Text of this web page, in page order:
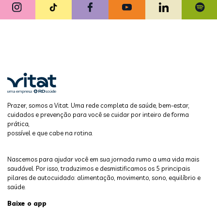
Prazer, somos a Vitat. Uma rede completa de saúde, bem-estar,
cuidados e prevenção para você se cuidar por inteiro de forma
prática,
possível e que cabe na rotina.
Nascemos para ajudar você em sua jornada rumo a uma vida mais
saudável. Por isso, traduzimos e desmistificamos os 5 principais
pilares de autocuidado: alimentação, movimento, sono, equilíbrio e
saúde.
Baixe o app